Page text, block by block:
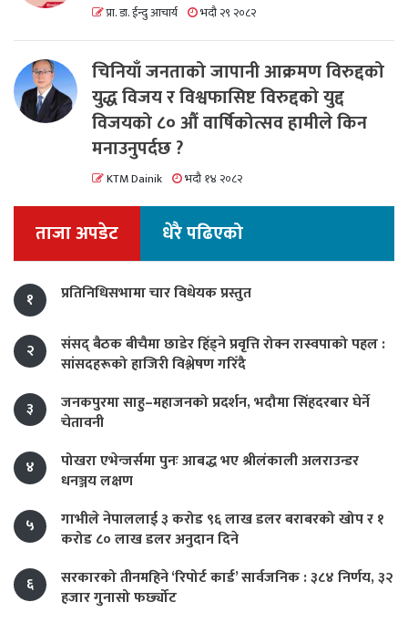
प्रा. डा. ईन्दु आचार्य भदौ २९ २०८२
चिनियाँ जनताको जापानी आक्रमण विरुद्दको
युद्ध विजय र विश्वफासिष्ट विरुद्दको युद्द
विजयको ८० औं वार्षिकोत्सव हामीले किन
मनाउनुपर्दछ ?
KTM Dainik भदौ १४ २०८२
ताजा अपडेट धेरै पढिएको
१ प्रतिनिधिसभामा चार विधेयक प्रस्तुत
२
संसद् बैठक बीचैमा छाडेर हिँड्ने प्रवृत्ति रोक्न रास्वपाको पहल :
सांसदहरूको हाजिरी विश्लेषण गरिँदै
३
जनकपुरमा साहु–महाजनको प्रदर्शन, भदौमा सिंहदरबार घेर्ने
चेतावनी
४
पोखरा एभेन्जर्समा पुनः आबद्ध भए श्रीलंकाली अलराउन्डर
धनञ्जय लक्षण
५
गाभीले नेपाललाई ३ करोड ९६ लाख डलर बराबरको खोप र १
करोड ८० लाख डलर अनुदान दिने
६
सरकारको तीनमहिने ‘रिपोर्ट कार्ड’ सार्वजनिक : ३८४ निर्णय, ३२
हजार गुनासो फर्छ्योट